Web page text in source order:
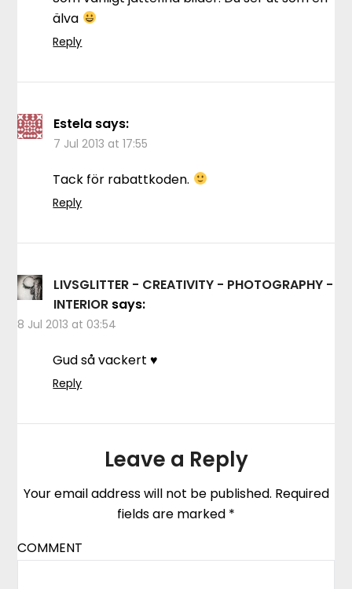
älva
Reply
Estela says:
7 Jul 2013 at 17:55
Tack för rabattkoden.
Reply
LIVSGLITTER - CREATIVITY - PHOTOGRAPHY -
INTERIOR says:
8 Jul 2013 at 03:54
Gud så vackert ♥
Reply
Leave a Reply
Your email address will not be published. Required
fields are marked *
COMMENT